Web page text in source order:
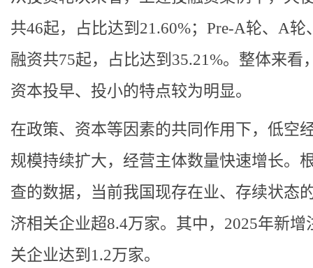
共46起，占比达到21.60%；Pre-A轮、A轮
融资共75起，占比达到35.21%。整体来看
资本投早、投小的特点较为明显。
在政策、资本等因素的共同作用下，低空
规模持续扩大，经营主体数量快速增长。
查的数据，当前我国现存在业、存续状态
济相关企业超8.4万家。其中，2025年新增
关企业达到1.2万家。